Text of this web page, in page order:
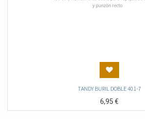
TANDY BURIL DOBLE 401-7
6,95€